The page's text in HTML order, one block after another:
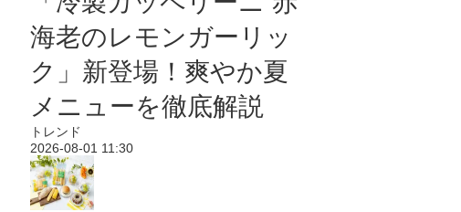
海老のレモンガーリッ
ク」新登場！爽やか夏
メニューを徹底解説
トレンド
2026-08-01 11:30